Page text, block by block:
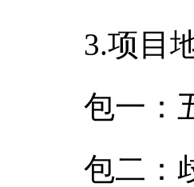
3.项目
包一：
包二：